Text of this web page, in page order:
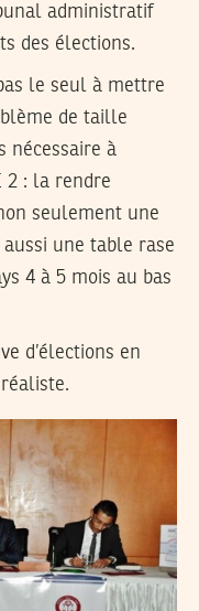
administratif
des élections.
le seul à mettre
de taille
nécessaire à
2 : la rendre
seulement une
une table rase
4 à 5 mois au bas
d’élections en